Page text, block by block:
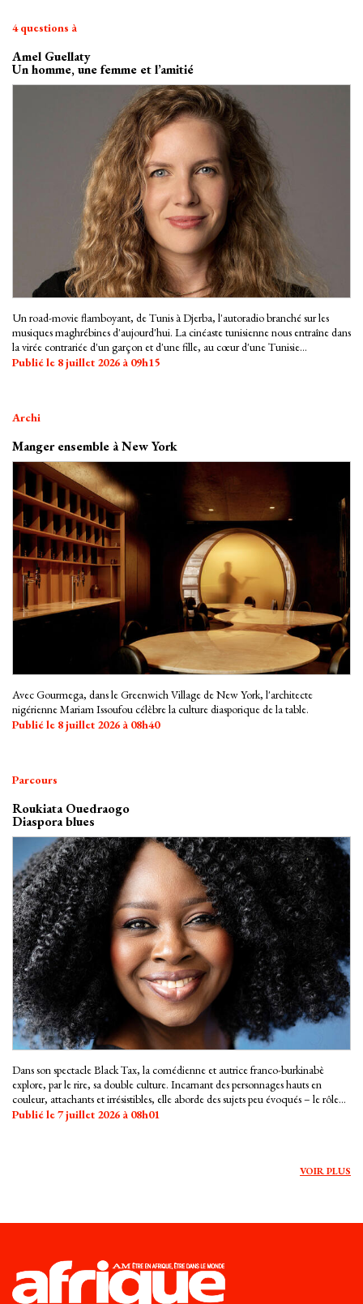
4 questions à
Amel Guellaty
Un homme, une femme et l’amitié
Un road-movie flamboyant, de Tunis à Djerba, l'autoradio branché sur les
musiques maghrébines d'aujourd'hui. La cinéaste tunisienne nous entraîne dans
la virée contrariée d'un garçon et d'une fille, au cœur d'une Tunisie
postrévolutionnaire toujours aussi désenchantée…
Publié le 8 juillet 2026 à 09h15
Archi
Manger ensemble à New York
Avec Gourmega, dans le Greenwich Village de New York, l'architecte
nigérienne Mariam Issoufou célèbre la culture diasporique de la table.
Publié le 8 juillet 2026 à 08h40
Parcours
Roukiata Ouedraogo
Diaspora blues
Dans son spectacle Black Tax, la comédienne et autrice franco-burkinabè
explore, par le rire, sa double culture. Incarnant des personnages hauts en
couleur, attachants et irrésistibles, elle aborde des sujets peu évoqués – le rôle
de la diaspora, l'expérience des « repats »… – et livre une part intime et
Publié le 7 juillet 2026 à 08h01
VOIR PLUS